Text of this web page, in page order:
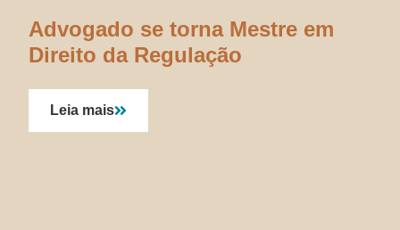
Advogado se torna Mestre em
Direito da Regulação
Leia mais